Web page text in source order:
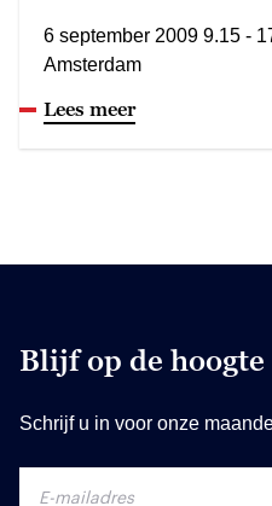
6 september 2009 9.15 -
Amsterdam
Lees meer
Blijf op de hoogte
Schrijf u in voor onze